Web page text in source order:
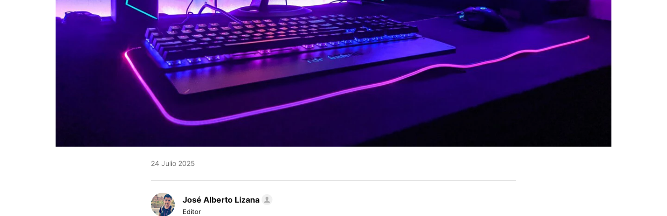
24 Julio 2025
José Alberto Lizana
Editor